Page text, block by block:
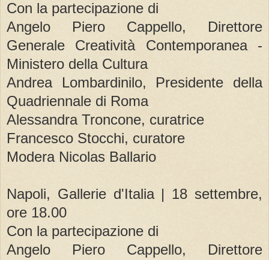
Con la partecipazione di
Angelo Piero Cappello, Direttore
Generale Creatività Contemporanea -
Ministero della Cultura
Andrea Lombardinilo, Presidente della
Quadriennale di Roma
Alessandra Troncone, curatrice
Francesco Stocchi, curatore
Modera Nicolas Ballario
Napoli, Gallerie d'Italia | 18 settembre,
ore 18.00
Con la partecipazione di
Angelo Piero Cappello, Direttore